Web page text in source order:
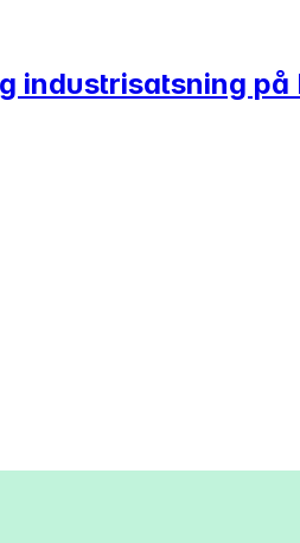
industrisatsning på